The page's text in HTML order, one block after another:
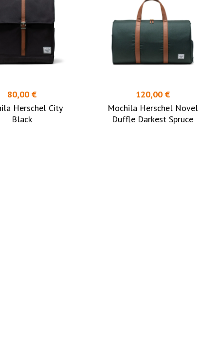
80,00 €
Herschel City
Black
120,00 €
Mochila Herschel Novel
Duffle Darkest Spruce